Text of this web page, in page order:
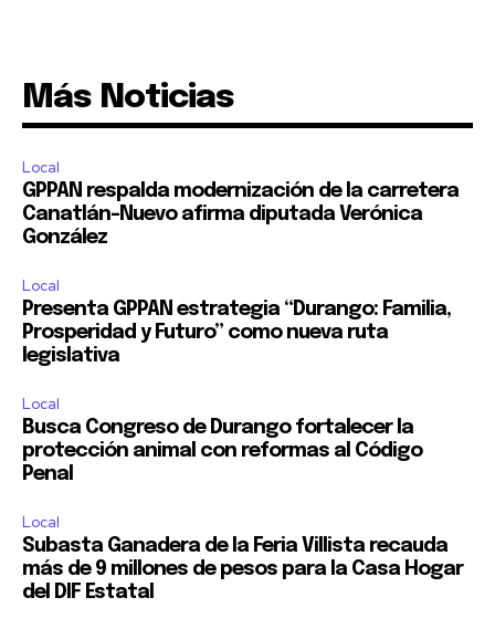
Más Noticias
Local
GPPAN respalda modernización de la carretera
Canatlán–Nuevo afirma diputada Verónica
González
Local
Presenta GPPAN estrategia “Durango: Familia,
Prosperidad y Futuro” como nueva ruta
legislativa
Local
Busca Congreso de Durango fortalecer la
protección animal con reformas al Código
Penal
Local
Subasta Ganadera de la Feria Villista recauda
más de 9 millones de pesos para la Casa Hogar
del DIF Estatal